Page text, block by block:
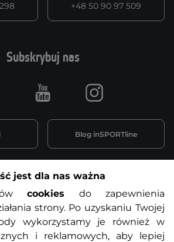
+48 50 90 97 509
o zakupach
Regulamin sklepu
Subskrybuj nas
Blog inSPORTline
Youtube Instagram
jest dla nas ważna
cookies do zapewnienia
strony. Po uzyskaniu Twojej
wykorzystamy je również w
i reklamowych, aby lepiej